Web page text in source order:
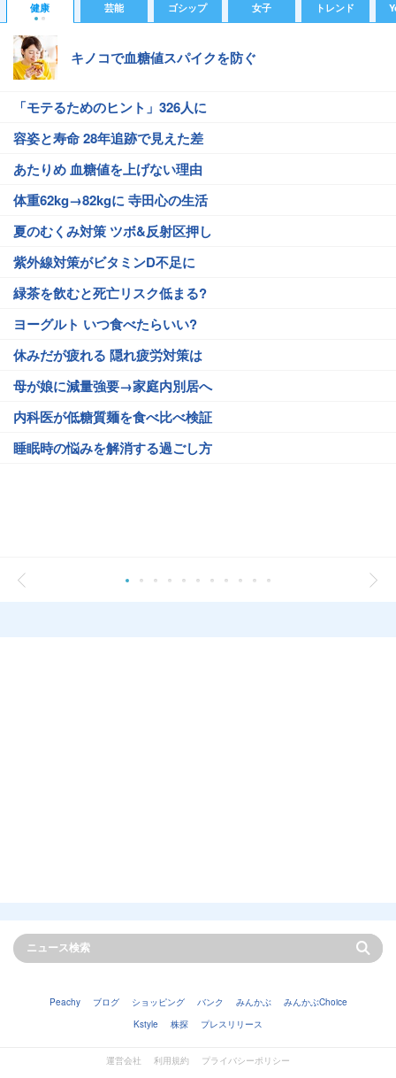
健康 芸能 ゴシップ 女子 トレンド
キノコで血糖値スパイクを防ぐ
「モテるためのヒント」326人に
容姿と寿命 28年追跡で見えた差
あたりめ 血糖値を上げない理由
体重62kg→82kgに 寺田心の生活
夏のむくみ対策 ツボ&反射区押し
紫外線対策がビタミンD不足に
緑茶を飲むと死亡リスク低まる?
ヨーグルト いつ食べたらいい?
休みだが疲れる 隠れ疲労対策は
母が娘に減量強要→家庭内別居へ
内科医が低糖質麺を食べ比べ検証
睡眠時の悩みを解消する過ごし方
Peachy ブログ ショッピング バンク みんかぶ
みんかぶChoice
Kstyle
株探 プレスリリース
運営会社 利用規約
プライバシーポリシー